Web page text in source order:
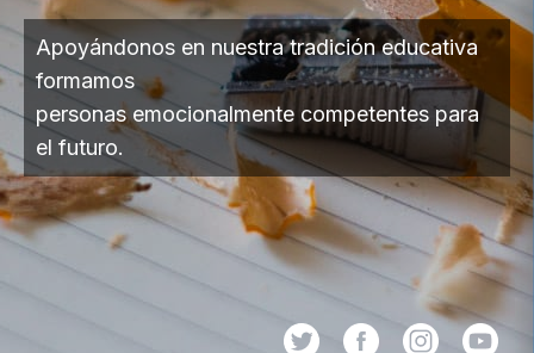
Apoyándonos en nuestra tradición educativa
formamos
personas emocionalmente competentes para
el futuro.